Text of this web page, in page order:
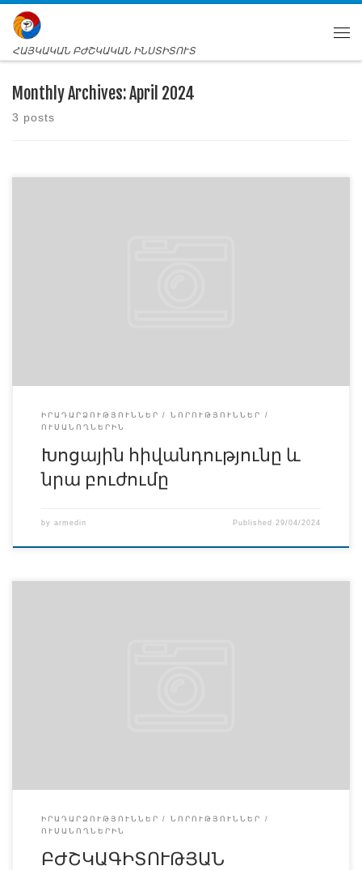
ՀԱՅԿԱԿԱՆ ԲԺՇԿԱԿԱՆ ԻՆՍՏԻՏՈՒՏ
Monthly Archives:April 2024
3 posts
ԻՐԱԴԱՐՁՈՒԹՅՈՒՆՆԵՐ
ՆՈՐՈՒԹՅՈՒՆՆԵՐ
ՈՒՍԱՆՈՂՆԵՐԻՆ
Խոցային հիվանդությունը և
նրա բուժումը
by armedin Published29/04/2024
ԻՐԱԴԱՐՁՈՒԹՅՈՒՆՆԵՐ
ՆՈՐՈՒԹՅՈՒՆՆԵՐ
ՈՒՍԱՆՈՂՆԵՐԻՆ
ԲԺՇԿԱԳԻՏՈՒԹՅԱՆ